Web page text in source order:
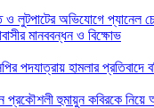
ও লুটপাটের অভিযোগে প্যানেল
মানববন্ধন ও বিক্ষোভ
পদযাত্রায় হামলার প্রতিবাদে
প্রকৌশলী হুমায়ুন কবিরকে নিয়ে